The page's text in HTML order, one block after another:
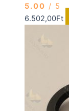
5.00 / 5
6.502,00Ft